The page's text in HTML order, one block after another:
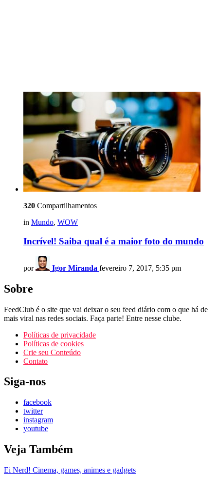
320 Compartilhamentos
in Mundo, WOW
Incrível! Saiba qual é a maior foto do mundo
por Igor Miranda fevereiro 7, 2017, 5:35 pm
Sobre
FeedClub é o site que vai deixar o seu feed diário com o que há de
mais viral nas redes sociais. Faça parte! Entre nesse clube.
Políticas de privacidade
Políticas de cookies
Crie seu Conteúdo
Contato
Siga-nos
facebook
twitter
instagram
youtube
Veja Também
Ei Nerd! Cinema, games, animes e gadgets